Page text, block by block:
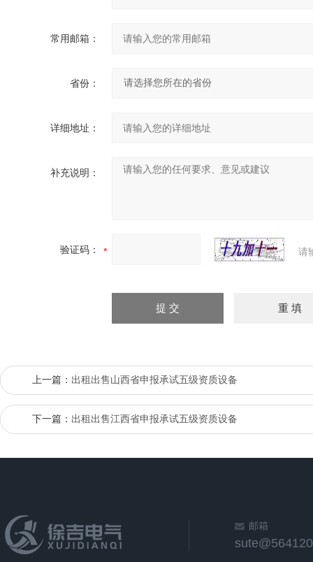
常用邮箱：
省份：
详细地址：
补充说明：
验证码： 请
上一篇： 出租出售山西省申报承试五级资质设备
下一篇： 出租出售江西省申报承试五级资质设备
邮箱